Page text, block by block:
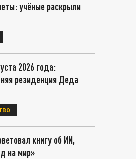
учёные раскрыли
2026 года:
резиденция Деда
книгу об ИИ,
на мир»